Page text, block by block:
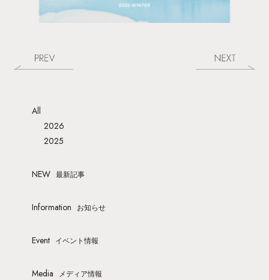
All
2026
2025
NEW 最新記事
Information お知らせ
Event イベント情報
Media メディア情報